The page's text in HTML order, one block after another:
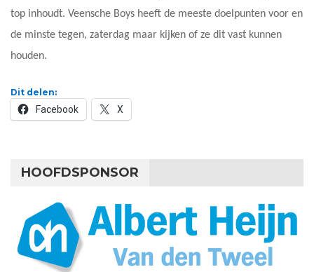
top inhoudt. Veensche Boys heeft de meeste doelpunten voor en
de minste tegen, zaterdag maar kijken of ze dit vast kunnen
houden.
Dit delen:
Facebook X
HOOFDSPONSOR